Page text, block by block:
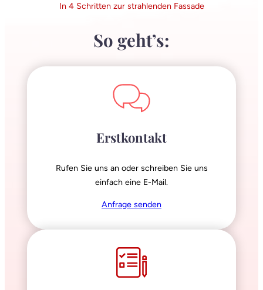
In 4 Schritten zur strahlenden Fassade
So geht’s:
Erstkontakt
Rufen Sie uns an oder schreiben Sie uns
einfach eine E-Mail.
Anfrage senden